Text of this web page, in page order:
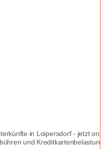
in Loipersdorf - jetzt
und